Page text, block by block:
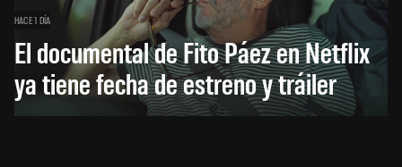
HACE 1 DÍA
El documental de Fito Páez en Netflix
ya tiene fecha de estreno y tráiler